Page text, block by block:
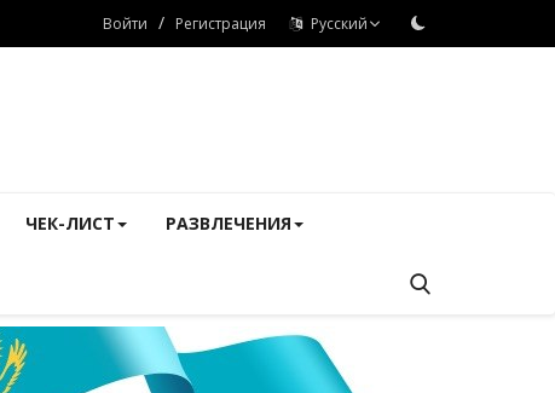
Войти / Регистрация Русский
ЧЕК-ЛИСТ РАЗВЛЕЧЕНИЯ